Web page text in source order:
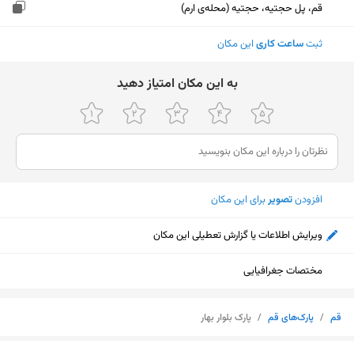
قم، پل حجتیه، حجتیه (محله‌ی ارم)
ثبتساعت کاری این مکان
ﺑﻪ اﯾﻦ ﻣﮑﺎن اﻣﺘﯿﺎز دﻫﯿﺪ
افزودنتصویربرای این مکان
ویرایش اطلاعات یا گزارش تعطیلی این مکان
مختصات جغرافیایی
قم / پارک‌های قم / پارک بلوار بهار